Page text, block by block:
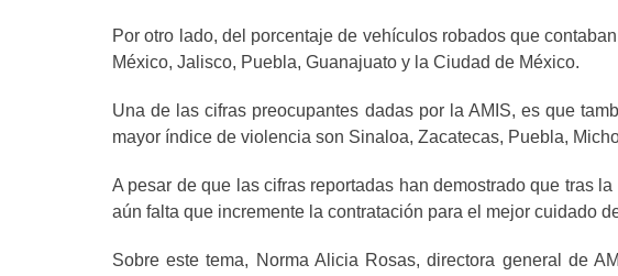
Por otro lado, del porcentaje de vehículos robados que
México, Jalisco, Puebla, Guanajuato y la Ciudad de México.
Una de las cifras preocupantes dadas por la AMIS, es que
mayor índice de violencia son Sinaloa, Zacatecas, Puebla,
A pesar de que las cifras reportadas han demostrado que tras
aún falta que incremente la contratación para el mejor cuidado
Sobre este tema, Norma Alicia Rosas, directora general de